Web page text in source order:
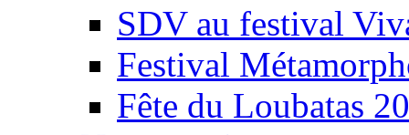
SDV au festival
Festival
Fête du Loubatas